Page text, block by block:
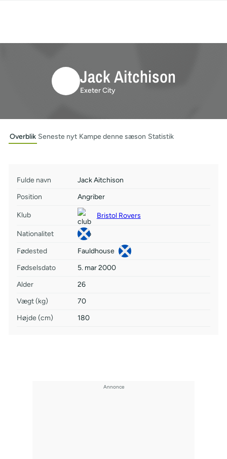
Jack Aitchison
Exeter City
Overblik Seneste nyt Kampe denne sæson Statistik
Fulde navn
Jack Aitchison
Position
Angriber
Klub Bristol Rovers
Nationalitet
Fødested
Fauldhouse
Fødselsdato
5. mar 2000
Alder
26
Vægt (kg)
70
Højde (cm)
180